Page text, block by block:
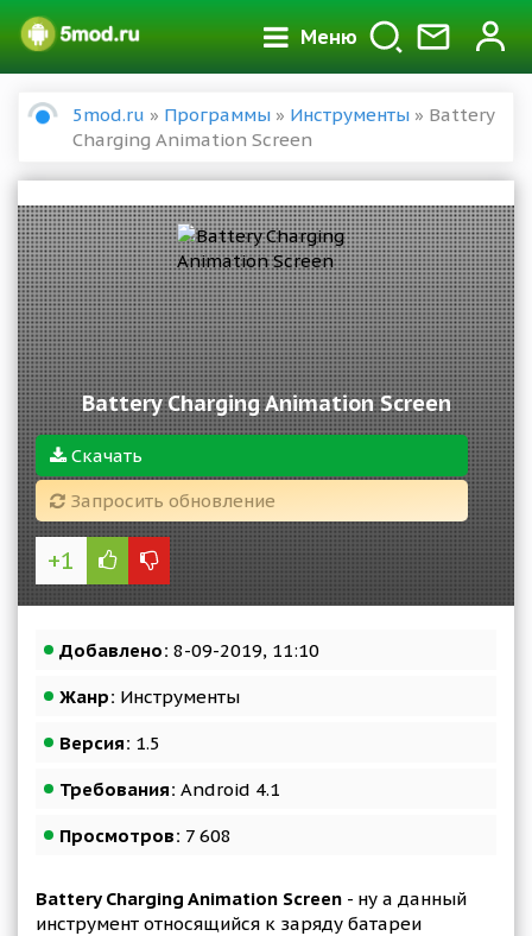
Меню
5mod.ru » Программы » Инструменты » Battery
Charging Animation Screen
Battery Charging Animation Screen
Скачать
Запросить обновление
+1
Добавлено: 8-09-2019, 11:10
Жанр: Инструменты
Версия: 1.5
Требования: Android 4.1
Просмотров: 7 608
Battery Charging Animation Screen - ну а данный
инструмент относящийся к заряду батареи